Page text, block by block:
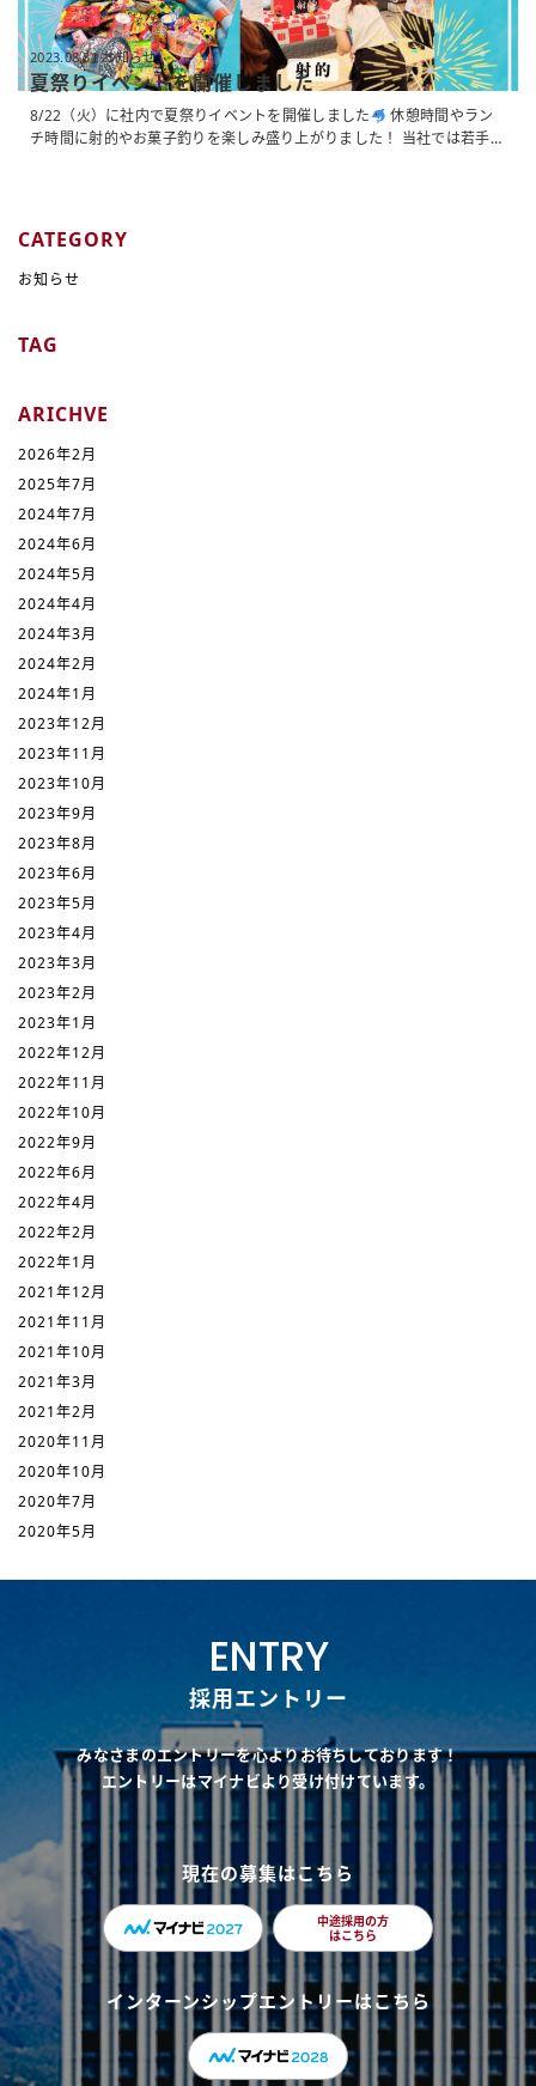
2023.08.31 お知らせ
夏祭りイベントを開催しました
8/22（火）に社内で夏祭りイベントを開催しました
休憩時間やラン
チ時間に射的やお菓子釣りを楽しみ盛り上がりました！ 当社では若手社
CATEGORY
お知らせ
TAG
ARICHVE
2026年2月
2025年7月
2024年7月
2024年6月
2024年5月
2024年4月
2024年3月
2024年2月
2024年1月
2023年12月
2023年11月
2023年10月
2023年9月
2023年8月
2023年6月
2023年5月
2023年4月
2023年3月
2023年2月
2023年1月
2022年12月
2022年11月
2022年10月
2022年9月
2022年6月
2022年4月
2022年2月
2022年1月
2021年12月
2021年11月
2021年10月
2021年3月
2021年2月
2020年11月
2020年10月
2020年7月
2020年5月
ENTRY
採用エントリー
みなさまのエントリーを心よりお待ちしております！
エントリーはマイナビより受け付けています。
現在の募集はこちら
中途採用の方
はこちら
インターンシップエントリーはこちら